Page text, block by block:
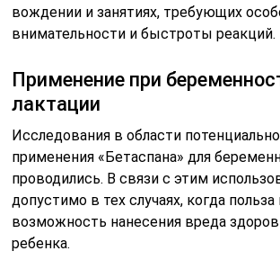
вождении и занятиях, требующих
внимательности и быстроты реакций.
Применение при
лактации
Исследования в области
применения «Бетаспана» для
проводились. В связи с этим
допустимо в тех случаях, когда
возможность нанесения вреда
ребенка.